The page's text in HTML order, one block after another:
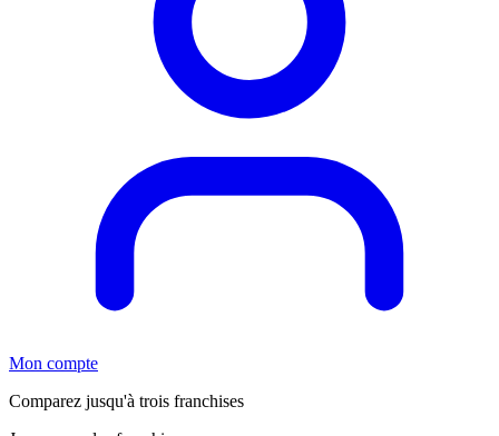
Mon compte
Comparez jusqu'à trois franchises